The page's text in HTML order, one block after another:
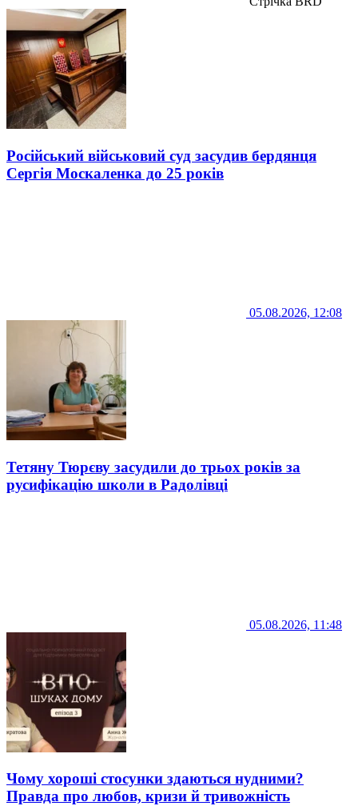
Російський військовий суд засудив бердянця
Сергія Москаленка до 25 років
05.08.2026, 12:08
Тетяну Тюрєву засудили до трьох років за
русифікацію школи в Радолівці
05.08.2026, 11:48
Чому хороші стосунки здаються нудними?
Правда про любов, кризи й тривожність